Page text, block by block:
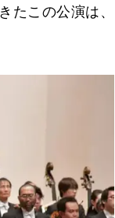
たこの公演は、